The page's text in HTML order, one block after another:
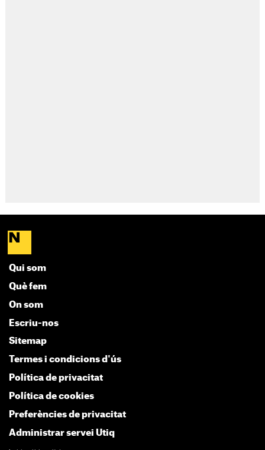
Qui som
Què fem
On som
Escriu-nos
Sitemap
Termes i condicions d'ús
Política de privacitat
Política de cookies
Preferències de privacitat
Administrar servei Utiq